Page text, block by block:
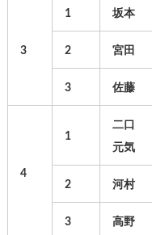
3
1 坂本
2 宮田
3 佐藤
4
1
二口
元気
2 河村
3 高野